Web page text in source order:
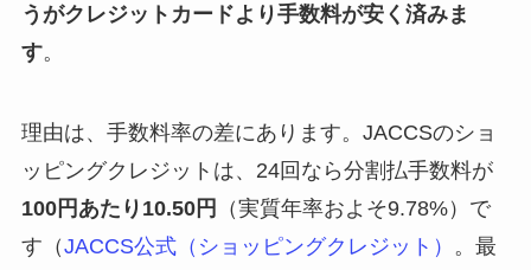
うがクレジットカードより手数料が安く済みま
す。
理由は、手数料率の差にあります。JACCSのショ
ッピングクレジットは、24回なら分割払手数料が
100円あたり10.50円
（実質年率およそ9.78%）で
す（JACCS公式（ショッピングクレジット）
。最